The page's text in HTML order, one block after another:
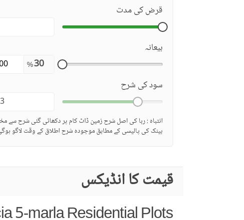
قرض کی مدت
بیعانہ
%
سود کی شرح
انتباہ : ربا کی اصل شرح زمین ڈاٹ کام پر دکھائی گئی شرح سے
بینک کی پالیسی کے مطابق موجودہ شرح اطلاق کے وقت لاگو
قیمت کا انڈیکس